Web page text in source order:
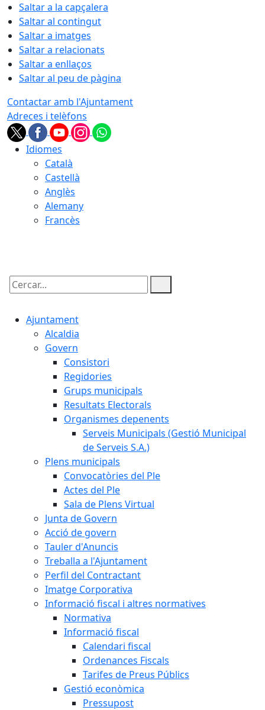
Saltar a la capçalera
Saltar al contingut
Saltar a imatges
Saltar a relacionats
Saltar a enllaços
Saltar al peu de pàgina
Contactar amb l'Ajuntament
Adreces i telèfons
Idiomes
Català
Castellà
Anglès
Alemany
Francès
Cercar:
Ajuntament
Alcaldia
Govern
Consistori
Regidories
Grups municipals
Resultats Electorals
Organismes depenents
Serveis Municipals (Gestió Municipal
de Serveis S.A.)
Plens municipals
Convocatòries del Ple
Actes del Ple
Sala de Plens Virtual
Junta de Govern
Acció de govern
Tauler d'Anuncis
Treballa a l'Ajuntament
Perfil del Contractant
Imatge Corporativa
Informació fiscal i altres normatives
Normativa
Informació fiscal
Calendari fiscal
Ordenances Fiscals
Tarifes de Preus Públics
Gestió econòmica
Pressupost